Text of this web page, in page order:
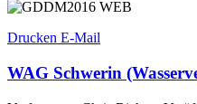
Drucken E-Mail
WAG Schwerin